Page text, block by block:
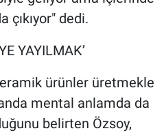
çıkıyor" dedi.
YAYILMAK’
ürünler üretmekle
mental anlamda da
belirten Özsoy,